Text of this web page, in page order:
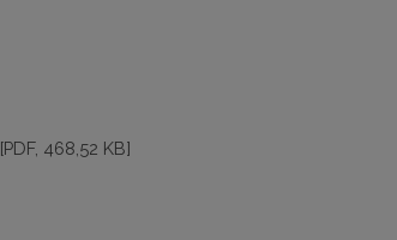
[PDF, 468,52 KB]